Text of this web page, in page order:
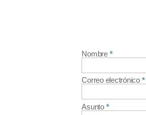
Nombre
Correo electrónico
Asunto